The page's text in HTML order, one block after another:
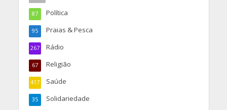
Política
87
Praias & Pesca
95
Rádio
267
Religião
67
Saúde
417
Solidariedade
35